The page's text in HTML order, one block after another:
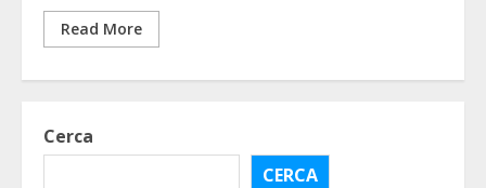
Read More
Cerca
CERCA